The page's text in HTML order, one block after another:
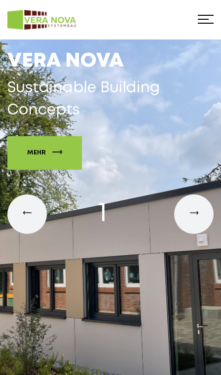
VERA NOVA
Sustainable Building
Concepts
MEHR
1